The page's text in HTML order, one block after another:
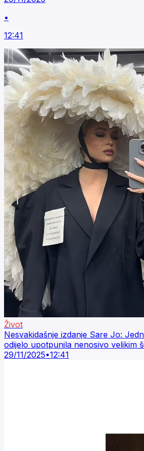
•
12:41
Život
Nesvakidašnje izdanje Sare Jo:
odijelo upotpunila nenosivo velikim
29/11/2025•12:41